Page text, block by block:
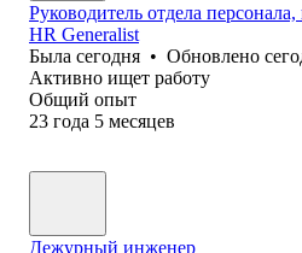
Руководитель отдела
HR Generalist
Была сегодня • Обновлено
Активно ищет работу
Общий опыт
23 года 5 месяцев
Дежурный инженер